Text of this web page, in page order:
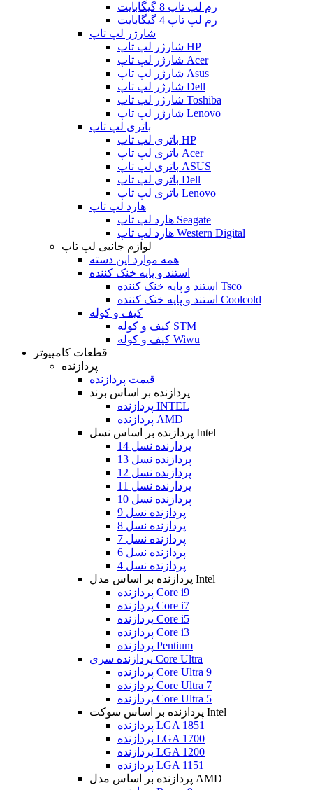
رم لپ تاپ 8 گیگابایت
رم لپ تاپ 4 گیگابایت
شارژر لپ تاپ
شارژر لپ تاپ HP
شارژر لپ تاپ Acer
شارژر لپ تاپ Asus
شارژر لپ تاپ Dell
شارژر لپ تاپ Toshiba
شارژر لپ تاپ Lenovo
باتری لپ تاپ
باتری لپ تاپ HP
باتری لپ تاپ Acer
باتری لپ تاپ ASUS
باتری لپ تاپ Dell
باتری لپ تاپ Lenovo
هارد لپ تاپ
هارد لپ تاپ Seagate
هارد لپ تاپ Western Digital
لوازم جانبی لپ تاپ
همه موارد این دسته
استند و پایه خنک کننده
استند و پایه خنک کننده Tsco
استند و پایه خنک کننده Coolcold
کیف و کوله
کیف و کوله STM
کیف و کوله Wiwu
قطعات کامپیوتر
پردازنده
قیمت پردازنده
پردازنده بر اساس برند
پردازنده INTEL
پردازنده AMD
پردازنده بر اساس نسل Intel
پردازنده نسل 14
پردازنده نسل 13
پردازنده نسل 12
پردازنده نسل 11
پردازنده نسل 10
پردازنده نسل 9
پردازنده نسل 8
پردازنده نسل 7
پردازنده نسل 6
پردازنده نسل 4
پردازنده بر اساس مدل Intel
پردازنده Core i9
پردازنده Core i7
پردازنده Core i5
پردازنده Core i3
پردازنده Pentium
پردازنده سری Core Ultra
پردازنده Core Ultra 9
پردازنده Core Ultra 7
پردازنده Core Ultra 5
پردازنده بر اساس سوکت Intel
پردازنده LGA 1851
پردازنده LGA 1700
پردازنده LGA 1200
پردازنده LGA 1151
پردازنده بر اساس مدل AMD